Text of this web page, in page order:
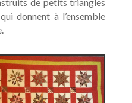
donnent à l’ensemble